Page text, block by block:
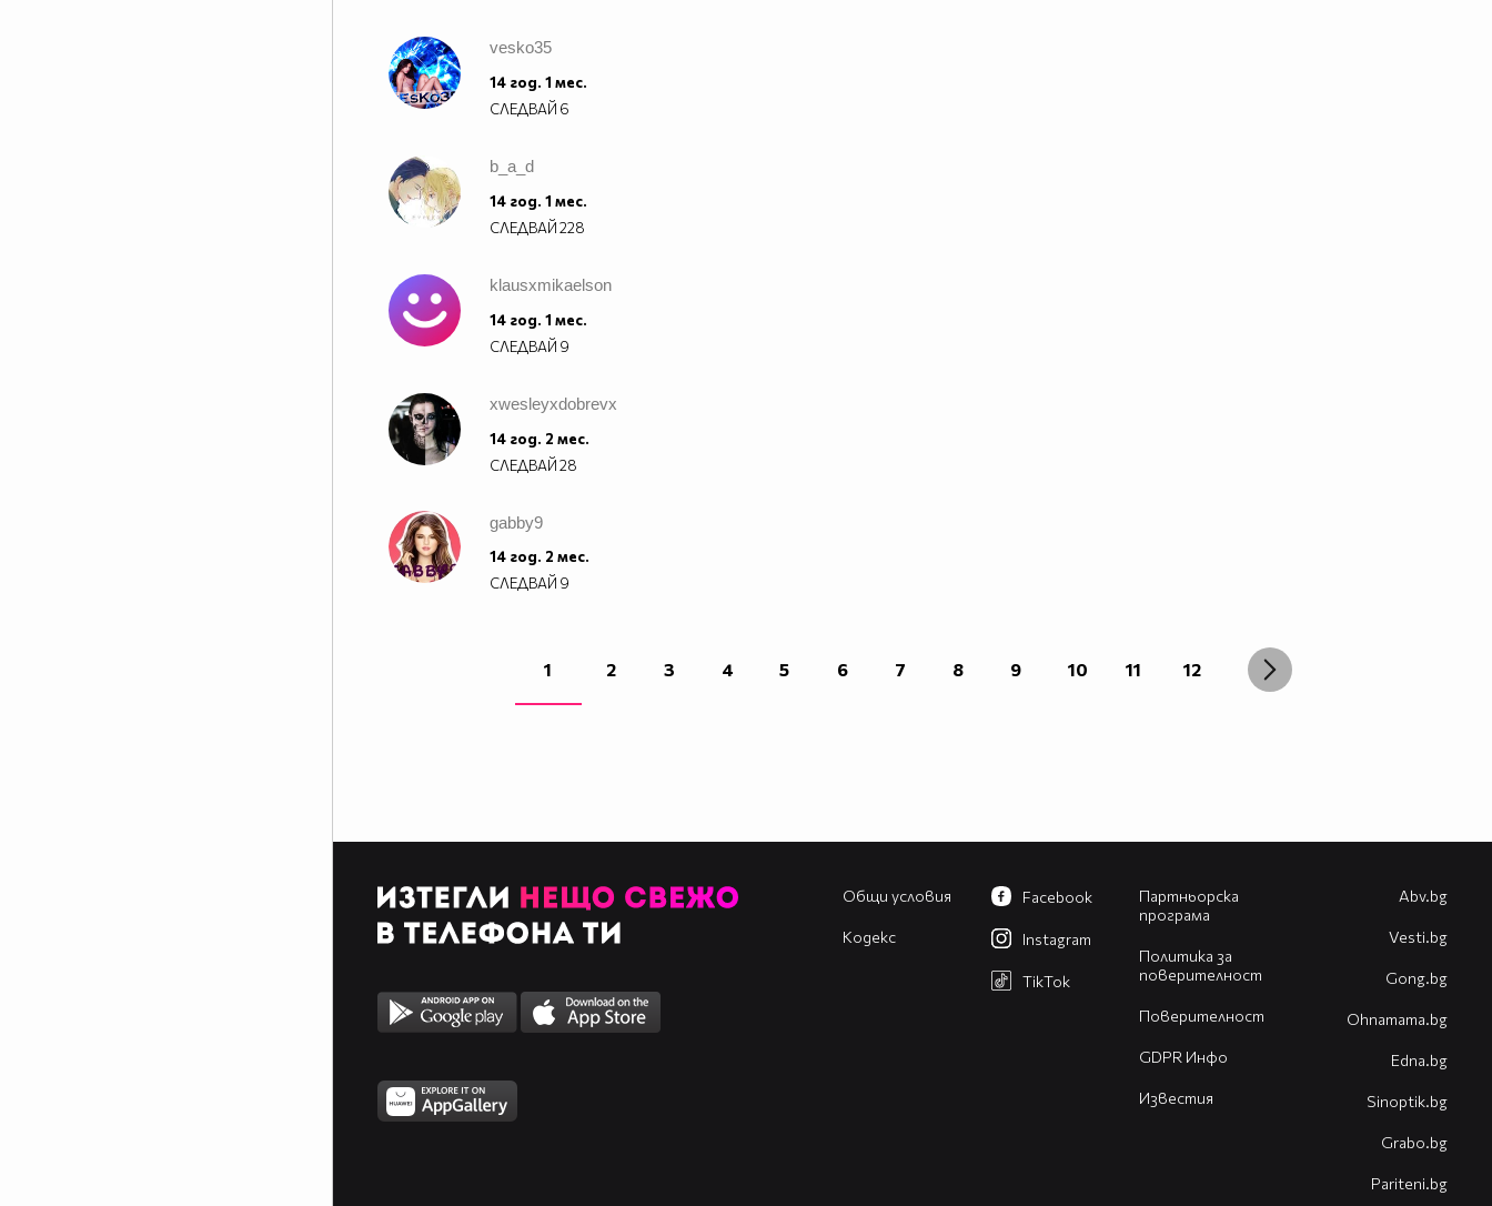
vesko35
14 год. 1 мес.
СЛЕДВАЙ 6
b_a_d
14 год. 1 мес.
СЛЕДВАЙ228
klausxmikaelson
14 год. 1 мес.
СЛЕДВАЙ 9
xwesleyxdobrevx
14 год. 2 мес.
СЛЕДВАЙ28
gabby9
14 год. 2 мес.
СЛЕДВАЙ 9
1 2 3 4 5 6 7 8 9 10 11 12
Общи условия
Кодекс
Партньорска
програма
Политика за
поверителност
Поверителност
GDPR Инфо
Известия
Facebook
Instagram
TikTok
Abv.bg
Vesti.bg
Gong.bg
Оhnamama.bg
Edna.bg
Sinoptik.bg
Grabo.bg
Pariteni.bg